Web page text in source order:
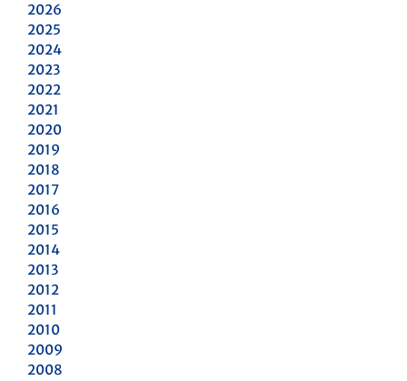
2026
2025
2024
2023
2022
2021
2020
2019
2018
2017
2016
2015
2014
2013
2012
2011
2010
2009
2008